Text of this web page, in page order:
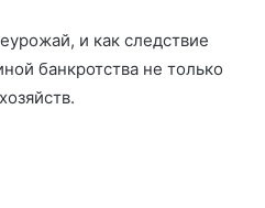
и как следствие
банкротства не только